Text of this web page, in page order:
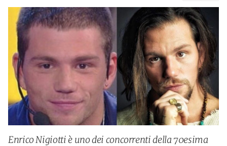
Enrico Nigiotti è uno dei concorrenti della 70esima